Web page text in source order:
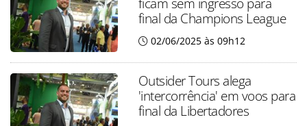
final da Champions League
02/06/2025 às 09h12
Outsider Tours alega
'intercorrência' em voos para
final da Libertadores